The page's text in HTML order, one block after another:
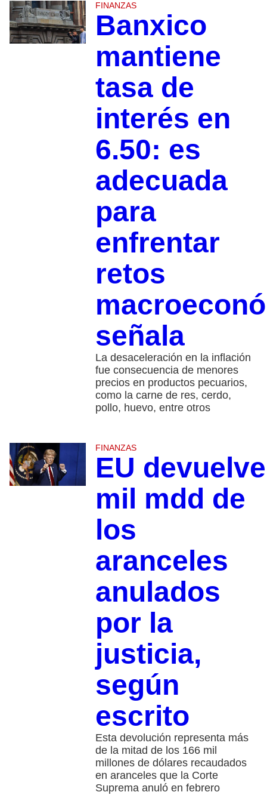
FINANZAS
Banxico
mantiene
tasa de
interés en
6.50: es
adecuada
para
enfrentar
retos
señala
La desaceleración en la inflación
fue consecuencia de menores
precios en productos pecuarios,
como la carne de res, cerdo,
pollo, huevo, entre otros
FINANZAS
EU
mil mdd de
los
aranceles
anulados
por la
justicia,
según
escrito
Esta devolución representa más
de la mitad de los 166 mil
millones de dólares recaudados
en aranceles que la Corte
Suprema anuló en febrero